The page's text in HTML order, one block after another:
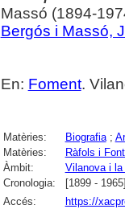
Massó (1894-
Bergós i Massó,
En: Foment.
Matèries: Biografia;
Matèries:
Ràfols i
Àmbit:
Vilanova i la
Cronologia:
[1899 - 1965]
Accés:
https://